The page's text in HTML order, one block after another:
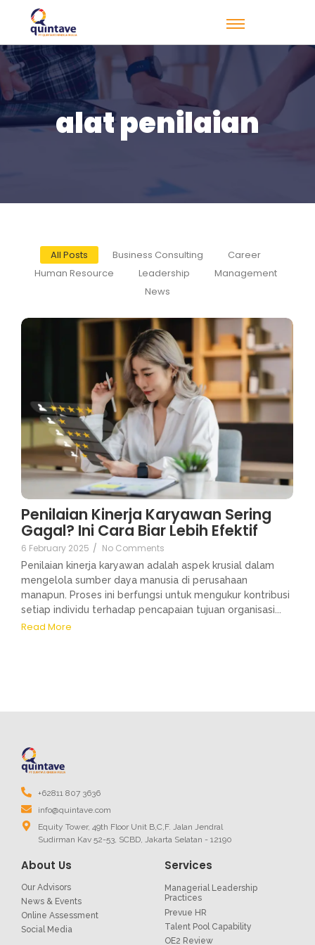
alat penilaian
All Posts Business Consulting
Career
Human Resource
Leadership
Management
News
Penilaian Kinerja Karyawan Sering
Gagal? Ini Cara Biar Lebih Efektif
6 February 2025 / No Comments
Penilaian kinerja karyawan adalah aspek krusial dalam
mengelola sumber daya manusia di perusahaan
manapun. Proses ini berfungsi untuk mengukur kontribusi
setiap individu terhadap pencapaian tujuan organisasi...
Read More
+62811 807 3636
info@quintave.com
Equity Tower, 49th Floor Unit B,C,F. Jalan Jendral
Sudirman Kav 52-53, SCBD, Jakarta Selatan - 12190
About Us
Our Advisors
News & Events
Online Assessment
Social Media
Services
Managerial Leadership
Practices
Prevue HR
Talent Pool Capability
OE2 Review